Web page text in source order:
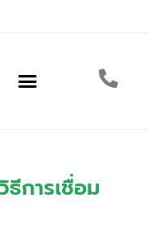
การเชื่อม